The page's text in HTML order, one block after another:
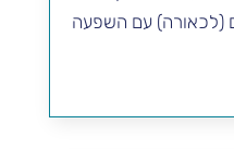
(לכאורה) עם השפעה